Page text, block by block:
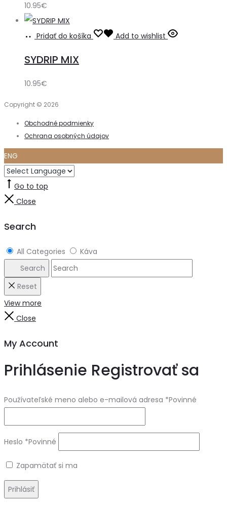
10.95€
Pridať do košíka Add to wishlist
SYDRIP MIX
10.95€
Copyright © 2026
Obchodné podmienky
Ochrana osobných údajov
ENG
Go to top
Close
Search
All Categories
Káva
Search
Reset
View more
Close
My Account
Prihlásenie Registrovať sa
Používateľské meno alebo e-mailová adresa *Povinné
Heslo *Povinné
Zapamätať si ma
Prihlásiť